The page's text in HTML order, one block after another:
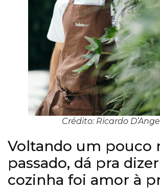
Crédito: Ricardo
Voltando um pouco
passado, dá pra
cozinha foi amor à